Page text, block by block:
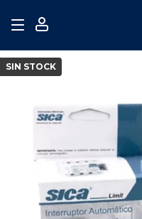
SIN STOCK